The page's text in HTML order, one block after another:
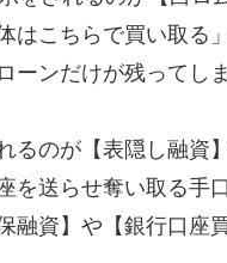
はこちらで買い取る
ンだけが残ってし
るのが【表隠し融資
を送らせ奪い取る手
融資】や【銀行口座